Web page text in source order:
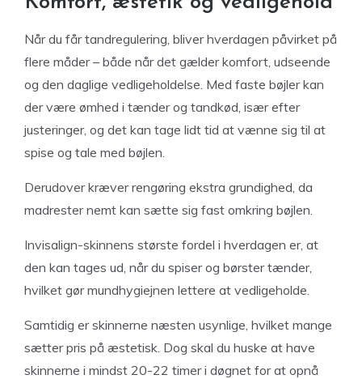
Når du får tandregulering, bliver hverdagen påvirket på
flere måder – både når det gælder komfort, udseende
og den daglige vedligeholdelse. Med faste bøjler kan
der være ømhed i tænder og tandkød, især efter
justeringer, og det kan tage lidt tid at vænne sig til at
spise og tale med bøjlen.
Derudover kræver rengøring ekstra grundighed, da
madrester nemt kan sætte sig fast omkring bøjlen.
Invisalign-skinnens største fordel i hverdagen er, at
den kan tages ud, når du spiser og børster tænder,
hvilket gør mundhygiejnen lettere at vedligeholde.
Samtidig er skinnerne næsten usynlige, hvilket mange
sætter pris på æstetisk. Dog skal du huske at have
skinnerne i mindst 20-22 timer i døgnet for at opnå